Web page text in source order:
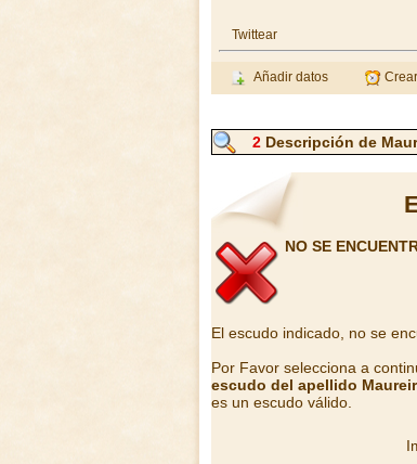
Twittear
Añadir datos
2 Descripción de
NO SE
El escudo indicado, no se
Por Favor selecciona a
escudo del apellido
es un escudo válido.